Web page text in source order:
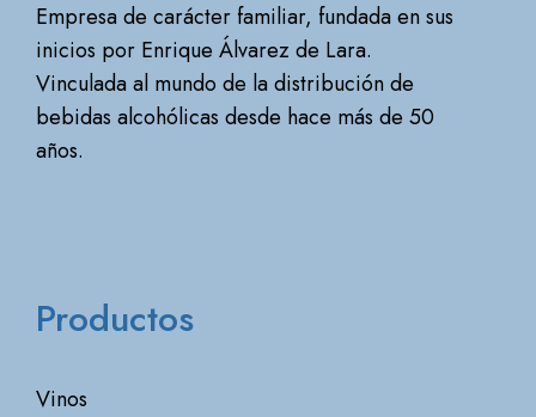
Empresa de carácter familiar, fundada en sus
inicios por Enrique Álvarez de Lara.
Vinculada al mundo de la distribución de
bebidas alcohólicas desde hace más de 50
años.
Productos
Vinos